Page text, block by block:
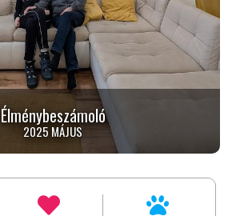
Élménybeszámoló
2025 MÁJUS